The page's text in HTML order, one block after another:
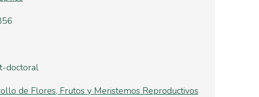
doctoral
de Flores, Frutos y Meristemos Reproductivos